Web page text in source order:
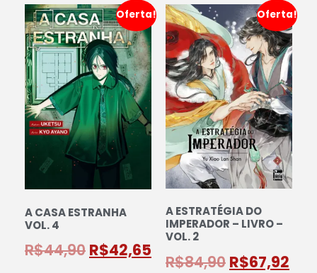
Oferta!
A CASA ESTRANHA
VOL. 4
R$44,90 R$42,65
Oferta!
A ESTRATÉGIA DO
IMPERADOR – LIVRO –
VOL. 2
R$84,90 R$67,92